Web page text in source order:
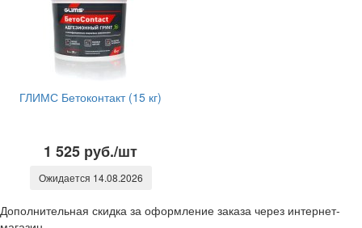
ГЛИМС Бетоконтакт (15 кг)
1 525 руб./шт
Ожидается 14.08.2026
Дополнительная скидка за оформление заказа через интернет-